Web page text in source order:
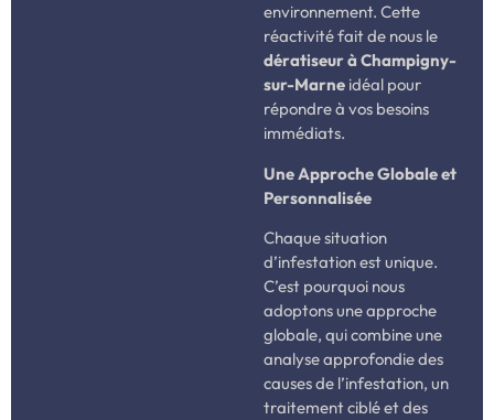
environnement. Cette
réactivité fait de nous le
dératiseur à Champigny-
sur-Marne idéal pour
répondre à vos besoins
immédiats.
Une Approche Globale et
Personnalisée
Chaque situation
d’infestation est unique.
C’est pourquoi nous
adoptons une approche
globale, qui combine une
analyse approfondie des
causes de l’infestation, un
traitement ciblé et des